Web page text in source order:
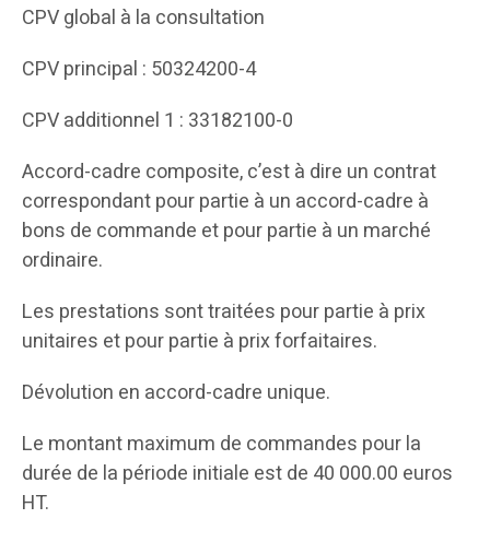
CPV global à la consultation
CPV principal : 50324200-4
CPV additionnel 1 : 33182100-0
Accord-cadre composite, c’est à dire un contrat
correspondant pour partie à un accord-cadre à
bons de commande et pour partie à un marché
ordinaire.
Les prestations sont traitées pour partie à prix
unitaires et pour partie à prix forfaitaires.
Dévolution en accord-cadre unique.
Le montant maximum de commandes pour la
durée de la période initiale est de 40 000.00 euros
HT.